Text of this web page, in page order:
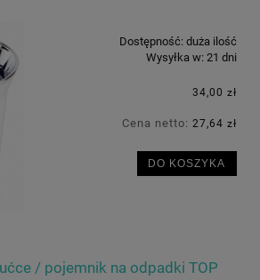
Dostępność: duża ilość
Wysyłka w: 21 dni
34,00 zł
Cena netto: 27,64 zł
DO KOSZYKA
/ pojemnik na odpadki TOP